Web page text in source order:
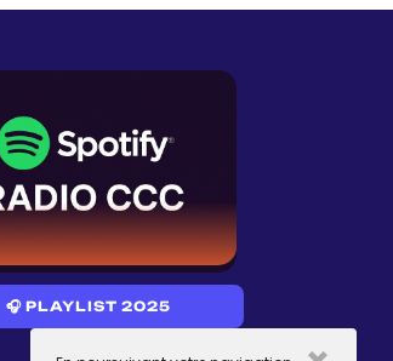
🎧 PLAYLIST 2025